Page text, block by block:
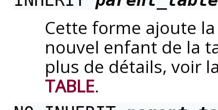
Cette forme ajoute
nouvel enfant de la
plus de détails, voir
TABLE.